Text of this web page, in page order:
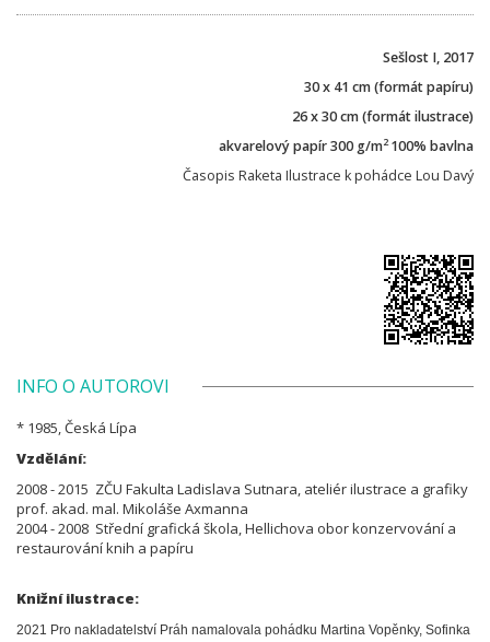
Sešlost I, 2017
30 x 41 cm (formát papíru)
26 x 30 cm (formát ilustrace)
akvarelový papír 300 g/m2100% bavlna
Časopis Raketa Ilustrace k pohádce Lou Davý
INFO O AUTOROVI
* 1985, Česká Lípa
Vzdělání:
2008 - 2015 ZČU Fakulta Ladislava Sutnara, ateliér ilustrace a grafiky
prof. akad. mal. Mikoláše Axmanna
2004 - 2008 Střední grafická škola, Hellichova obor konzervování a
restaurování knih a papíru
Knižní ilustrace:
2021 Pro nakladatelství Práh namalovala pohádku Martina Vopěnky, Sofinka